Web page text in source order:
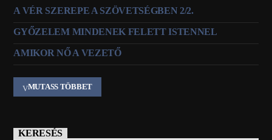
A VÉR SZEREPE A SZÖVETSÉGBEN 2/2.
GYŐZELEM MINDENEK FELETT ISTENNEL
AMIKOR NŐ A VEZETŐ
MUTASS TÖBBET
KERESÉS